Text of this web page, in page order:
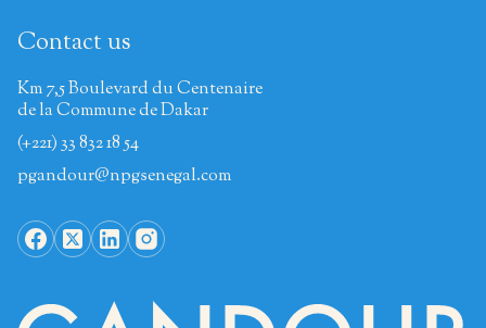
Contact us
Km 7,5 Boulevard du Centenaire
de la Commune de Dakar
(+221) 33 832 18 54
pgandour@npgsenegal.com